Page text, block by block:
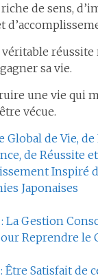
de sens,
réussite
sa vie.
une vie qui
vécue.
Global de Vie,
de Réussite et
Inspiré
Japonaises
La Gestion
Reprendre le
Être Satisfait de